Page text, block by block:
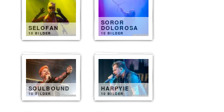
SELOFAN
10 BILDER
SOROR
DOLOROSA
10 BILDER
SOULBOUND
10 BILDER
HARPYIE
10 BILDER